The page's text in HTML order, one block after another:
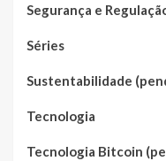
Segurança e
Séries
Sustentabilidade
Tecnologia
Tecnologia Bitcoin